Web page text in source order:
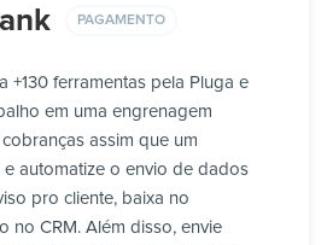
PAGAMENTO
+130 ferramentas pela Pluga e
em uma engrenagem
assim que um
automatize o envio de dados
pro cliente, baixa no
no CRM. Além disso, envie